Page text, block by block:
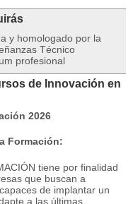
y homologado por la
Técnico
profesional
de Innovación en
Formación:
tiene por finalidad
que buscan a
de implantar un
a las últimas